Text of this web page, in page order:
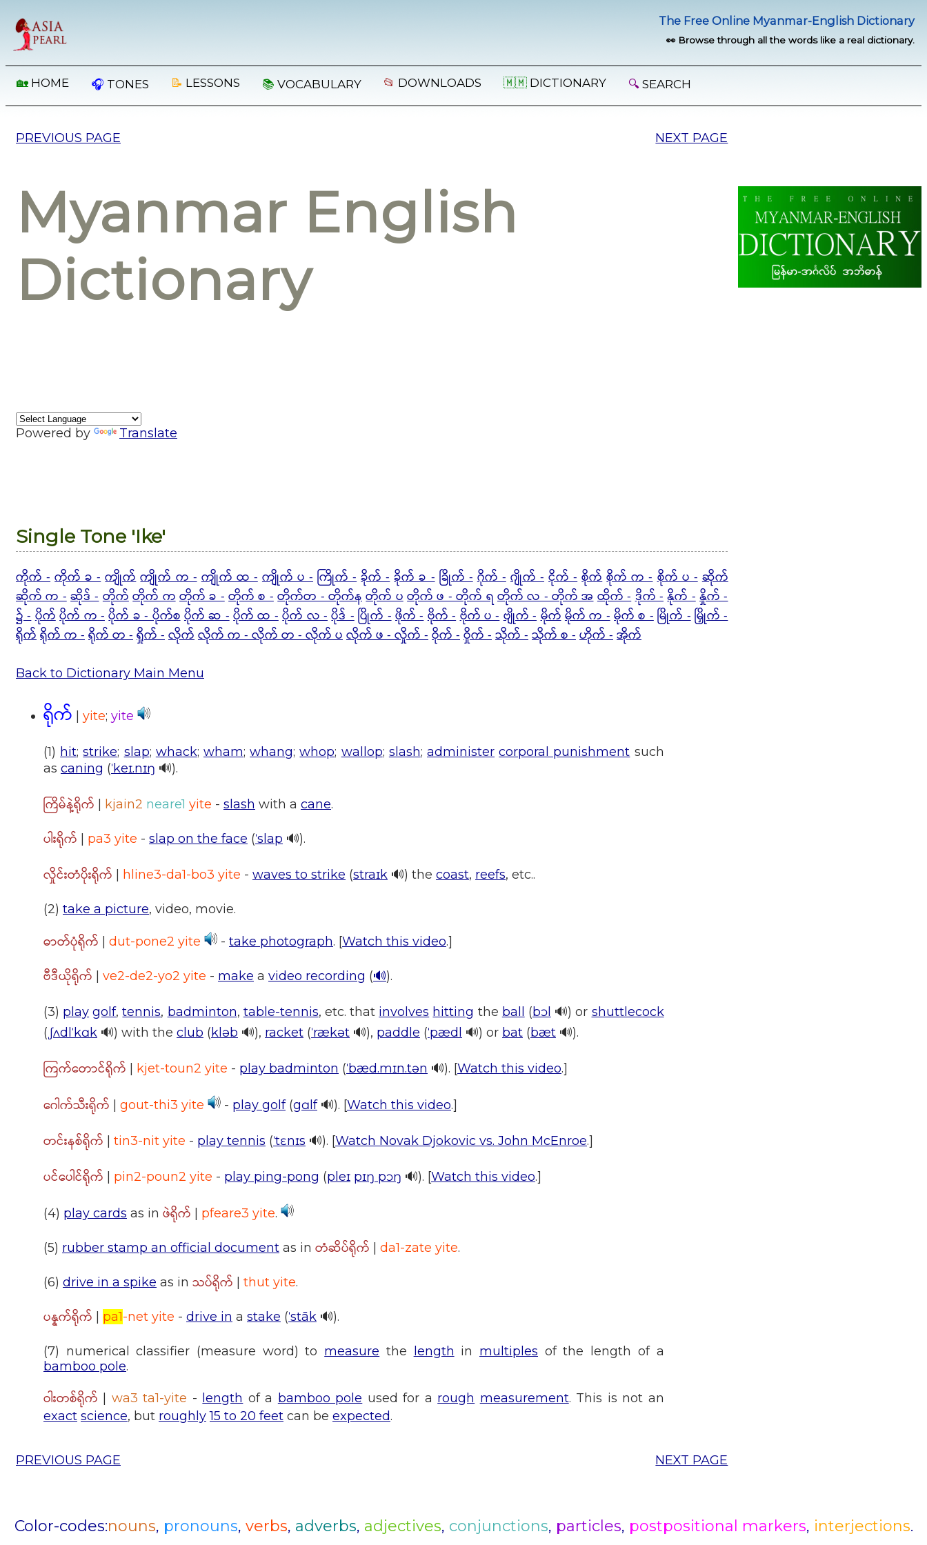
The Free Online Myanmar-English Dictionary
👀 Browse through all the words like a real dictionary.
🏡 HOME 🎧 TONES 📝 LESSONS 📚 VOCABULARY 📂 DOWNLOADS 🇲🇲 DICTIONARY 🔍 SEARCH
PREVIOUS PAGE NEXT PAGE
Myanmar English
Dictionary
Powered by Translate
Single Tone 'Ike'
ကိုက် - ကိုက် ခ - ကျိုက် ကျိုက် က - ကျိုက် ထ - ကျိုက် ပ - ကြိုက် - ခိုက် - ခိုက် ခ - ခြိုက် - ဂိုက် - ဂျိုက် - ငိုက် - စိုက် စိုက် က - စိုက် ပ - ဆိုက်
ဆိုက် က -ဆိုဒ် -တိုက်တိုက် ကတိုက် ခ -တိုက် စ -တိုက်တ - တိုက်နတိုက် ပတိုက် ဖ - တိုက် ရ တိုက် လ - တိုက် အထိုက် -ဒိုက် -နိုက် -နှိုက် -
၌ -ပိုက်ပိုက် က -ပိုက် ခ - ပိုက်စပိုက် ဆ -ပိုက် ထ -ပိုက် လ -ပိုဒ် -ပြိုက် -ဖိုက် -ဗိုက် -ဗိုက် ပ -ဗျိုက် -မိုက်မိုက် က -မိုက် စ -မြိုက် -မြှိုက် -
ရိုက်ရိုက် က -ရိုက် တ -ရှိုက် -လိုက်လိုက် က -လိုက် တ - လိုက် ပလိုက် ဖ -လှိုက် -ဝိုက် -ဝှိုက် -သိုက် -သိုက် စ -ဟိုက် -အိုက်
Back to Dictionary Main Menu
ရိုက် | yite; yite
(1) hit;strike; slap; whack;wham;whang;whop; wallop; slash;administer corporal punishment such
as caning (ˈkeɪ.nɪŋ 🔊).
ကြိမ်နဲ့ရိုက် | kjain2 neare1 yite - slash with a cane.
ပါးရိုက် | pa3 yite - slap on the face (ˈslap 🔊).
လှိုင်းတံပိုးရိုက် | hline3-da1-bo3 yite - waves to strike (straɪk 🔊) the coast, reefs, etc..
(2) take a picture, video, movie.
ဓာတ်ပုံရိုက် | dut-pone2 yite - take photograph. [Watch this video.]
ဗီဒီယိုရိုက် | ve2-de2-yo2 yite - make a video recording (🔊).
(3) play golf,tennis, badminton, table-tennis, etc. that involves hitting the ball (bɔl 🔊) or shuttlecock
( ˌʃʌdlˈkɑk 🔊) with the club (kləb 🔊), racket (ˈrækət 🔊), paddle (ˈpædl 🔊) or bat (bæt 🔊).
ကြက်တောင်ရိုက် | kjet-toun2 yite - play badminton (ˈbæd.mɪn.tən 🔊). [Watch this video.]
ဂေါက်သီးရိုက် | gout-thi3 yite - play golf(gɑlf🔊). [Watch this video.]
တင်းနစ်ရိုက် | tin3-nit yite - play tennis (ˈtɛnɪs 🔊). [Watch Novak Djokovic vs. John McEnroe.]
ပင်ပေါင်ရိုက် | pin2-poun2 yite - play ping-pong (pleɪ pɪŋ pɔŋ 🔊). [Watch this video.]
(4) play cards as in ဖဲရိုက် | pfeare3 yite.
(5) rubber stamp an official document as in တံဆိပ်ရိုက် | da1-zate yite.
(6) drive in a spike as in သပ်ရိုက် | thut yite.
ပန္နက်ရိုက် | pa1-net yite - drive in a stake (ˈstāk 🔊).
(7) numerical classifier (measure word) to measure the length in multiples of the length of a
bamboo pole.
ဝါးတစ်ရိုက် | wa3 ta1-yite - length of a bamboo pole used for a rough measurement. This is not an
exact science, but roughly 15 to 20 feet can be expected.
PREVIOUS PAGE NEXT PAGE
Color-codes:nouns, pronouns, verbs, adverbs, adjectives, conjunctions, particles, postpositional markers, interjections.